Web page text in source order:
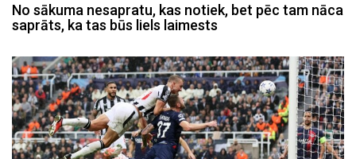
No sākuma nesapratu, kas notiek, bet pēc tam nāca
saprāts, ka tas būs liels laimests